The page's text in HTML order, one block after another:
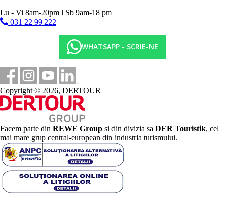
Lu - Vi 8am-20pm l Sb 9am-18 pm
031 22 99 222
WHATSAPP - SCRIE-NE
Copyright © 2026, DERTOUR
Facem parte din REWE Group si din divizia sa DER Touristik, cel
mai mare grup central-european din industria turismului.